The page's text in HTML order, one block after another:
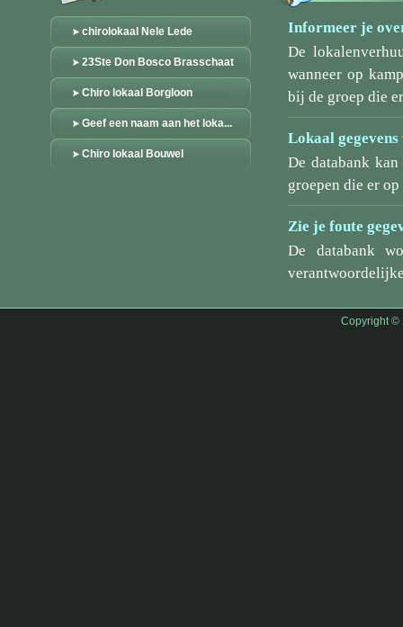
chirolokaal Nele Lede
23Ste Don Bosco Brasschaat
Chiro lokaal Borgloon
Geef een naam aan het loka...
Chiro lokaal Bouwel
Informeer je
De
wanneer op
bij de groep die
Lokaal
De databank
groepen die er
Zie je foute
De databank
Copyright ©